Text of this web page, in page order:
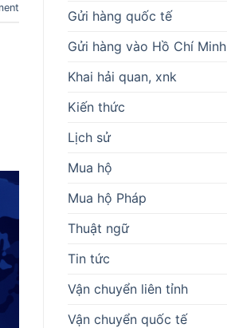
Gửi hàng quốc tế
Gửi hàng vào Hồ Chí Minh
Khai hải quan, xnk
Kiến thức
Lịch sử
Mua hộ
Mua hộ Pháp
Thuật ngữ
Tin tức
Vận chuyển liên tỉnh
Vận chuyển quốc tế